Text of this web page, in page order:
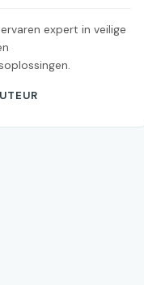
expert in veilige